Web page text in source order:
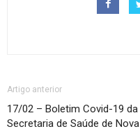
Artigo anterior
17/02 – Boletim Covid-19 da
Secretaria de Saúde de Nova